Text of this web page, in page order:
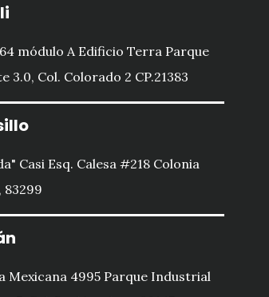
módulo A Edificio Terra Parque
3.0, Col. Colorado 2 CP.21383
Casi Esq. Calesa #218 Colonia
83299
Mexicana 4995 Parque Industrial